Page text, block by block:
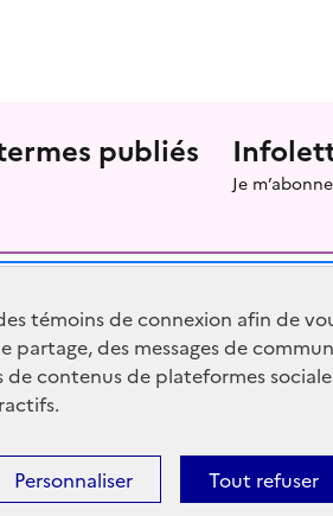
publiés
Je m’abonne
gouvernement.fr
témoins de connexion afin de
partage, des messages de
de contenus de plateformes
Tout refuser
Personnaliser